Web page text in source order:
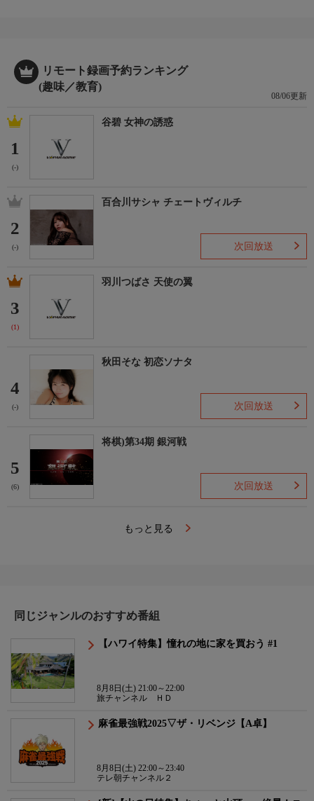
リモート録画予約ランキング
(趣味／教育)
08/06更新
1
(-)
谷碧 女神の誘惑
2
(-)
百合川サシャ チェートヴィルチ
次回放送
3
(1)
羽川つばさ 天使の翼
4
(-)
秋田そな 初恋ソナタ
次回放送
5
(6)
将棋)第34期 銀河戦
次回放送
もっと見る
同じジャンルのおすすめ番組
【ハワイ特集】憧れの地に家を買おう #1
8月8日(土) 21:00～22:00
旅チャンネル ＨＤ
麻雀最強戦2025▽ザ・リベンジ【A卓】
8月8日(土) 22:00～23:40
テレ朝チャンネル２